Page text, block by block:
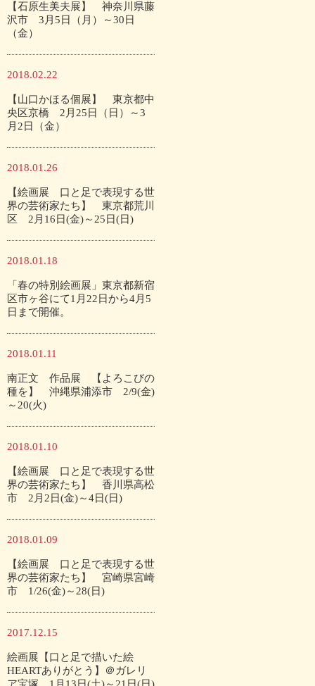
【石原生美夫展】 神奈川県藤
沢市 3月5日（月）～30日
（金）
2018.02.22
【山口かほる個展】 東京都中
央区京橋 2月25日（日）～3
月2日（金）
2018.01.26
【絵画展 口と足で表現する世
界の芸術家たち】 東京都荒川
区 2月16日(金)～25日(日)
2018.01.18
「春の特別絵画展」東京都新宿
区市ヶ谷にて1月22日から4月5
日まで開催。
2018.01.11
南正文 作品展 【よろこびの
種を】 沖縄県浦添市 2/9(金)
～20(火)
2018.01.10
【絵画展 口と足で表現する世
界の芸術家たち】 香川県高松
市 2月2日(金)～4日(日)
2018.01.09
【絵画展 口と足で表現する世
界の芸術家たち】 宮崎県宮崎
市 1/26(金)～28(日)
2017.12.15
絵画展【口と足で描いた絵
HEARTありがとう】＠ガレリ